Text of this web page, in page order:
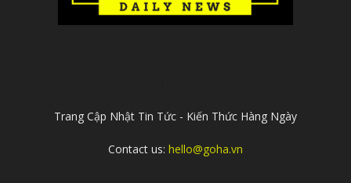
Trang Cập Nhật Tin Tức - Kiến Thức Hàng Ngày
Contact us: hello@goha.vn